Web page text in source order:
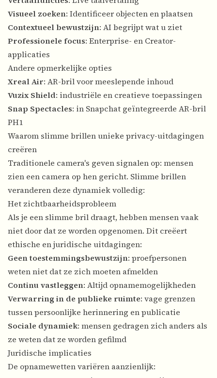
Visueel zoeken: Identificeer objecten en plaatsen
Contextueel bewustzijn: AI begrijpt wat u ziet
Professionele focus: Enterprise- en Creator-
applicaties
Andere opmerkelijke opties
Xreal Air: AR-bril voor meeslepende inhoud
Vuzix Shield: industriële en creatieve toepassingen
Snap Spectacles: in Snapchat geïntegreerde AR-bril
PH1
Waarom slimme brillen unieke privacy-uitdagingen
creëren
Traditionele camera's geven signalen op: mensen
zien een camera op hen gericht. Slimme brillen
veranderen deze dynamiek volledig:
Het zichtbaarheidsprobleem
Als je een slimme bril draagt, hebben mensen vaak
niet door dat ze worden opgenomen. Dit creëert
ethische en juridische uitdagingen:
Geen toestemmingsbewustzijn: proefpersonen
weten niet dat ze zich moeten afmelden
Continu vastleggen: Altijd opnamemogelijkheden
Verwarring in de publieke ruimte: vage grenzen
tussen persoonlijke herinnering en publicatie
Sociale dynamiek: mensen gedragen zich anders als
ze weten dat ze worden gefilmd
Juridische implicaties
De opnamewetten variëren aanzienlijk: